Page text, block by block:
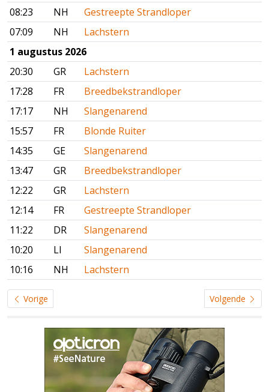
08:23
NH
Gestreepte Strandloper
07:09
NH
Lachstern
1 augustus 2026
20:30
GR
Lachstern
17:28
FR
Breedbekstrandloper
17:17
NH
Slangenarend
15:57
FR
Blonde Ruiter
14:35
GE
Slangenarend
13:47
GR
Breedbekstrandloper
12:22
GR
Lachstern
12:14
FR
Gestreepte Strandloper
11:22
DR
Slangenarend
10:20
LI
Slangenarend
10:16
NH Lachstern
Vorige Volgende